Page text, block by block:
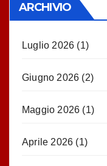
ARCHIVIO
Luglio 2026 (1)
Giugno 2026 (2)
Maggio 2026 (1)
Aprile 2026 (1)